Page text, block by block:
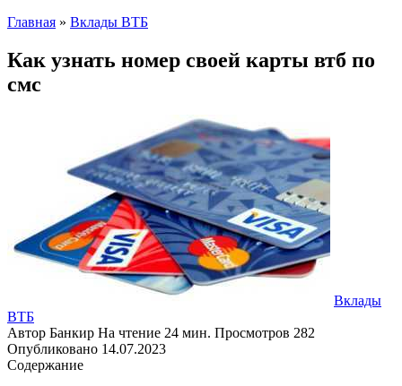
Главная » Вклады ВТБ
Как узнать номер своей карты втб по
смс
Вклады
ВТБ
Автор Банкир На чтение 24 мин. Просмотров 282
Опубликовано 14.07.2023
Содержание